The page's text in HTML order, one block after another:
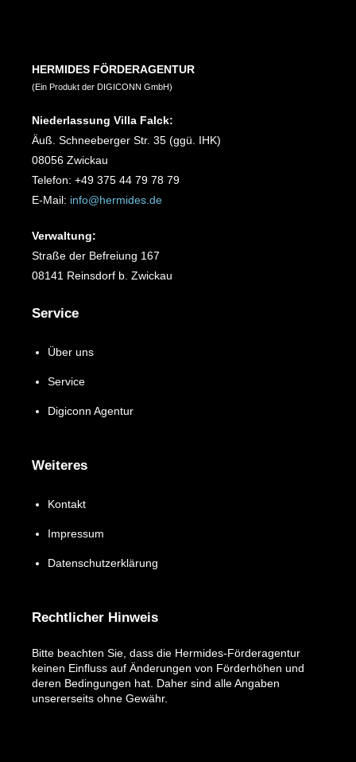
HERMIDES FÖRDERAGENTUR
(Ein Produkt der DIGICONN GmbH)
Niederlassung Villa Falck:
Äuß. Schneeberger Str. 35 (ggü. IHK)
08056 Zwickau
Telefon: +49 375 44 79 78 79
E-Mail: info@hermides.de
Verwaltung:
Straße der Befreiung 167
08141 Reinsdorf b. Zwickau
Service
Über uns
Service
Digiconn Agentur
Weiteres
Kontakt
Impressum
Datenschutzerklärung
Rechtlicher Hinweis
Bitte beachten Sie, dass die Hermides-Förderagentur
keinen Einfluss auf Änderungen von Förderhöhen und
deren Bedingungen hat. Daher sind alle Angaben
unsererseits ohne Gewähr.